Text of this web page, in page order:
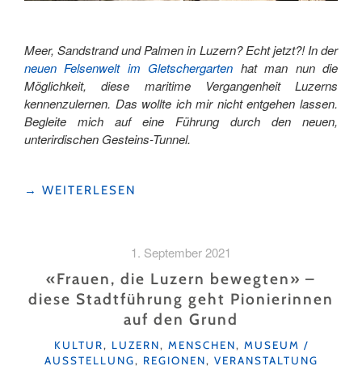
Meer, Sandstrand und Palmen in Luzern? Echt jetzt?! In der
neuen Felsenwelt im Gletschergarten hat man nun die
Möglichkeit, diese maritime Vergangenheit Luzerns
kennenzulernen. Das wollte ich mir nicht entgehen lassen.
Begleite mich auf eine Führung durch den neuen,
unterirdischen Gesteins-Tunnel.
"FELSENWELT
DURCH
RAUM,
GESTEIN
ZEIT"
→ WEITERLESEN
1. September 2021
«Frauen, die Luzern bewegten» –
diese Stadtführung geht Pionierinnen
auf den Grund
KATEGORIEN
KULTUR, LUZERN, MENSCHEN, MUSEUM /
AUSSTELLUNG, REGIONEN, VERANSTALTUNG